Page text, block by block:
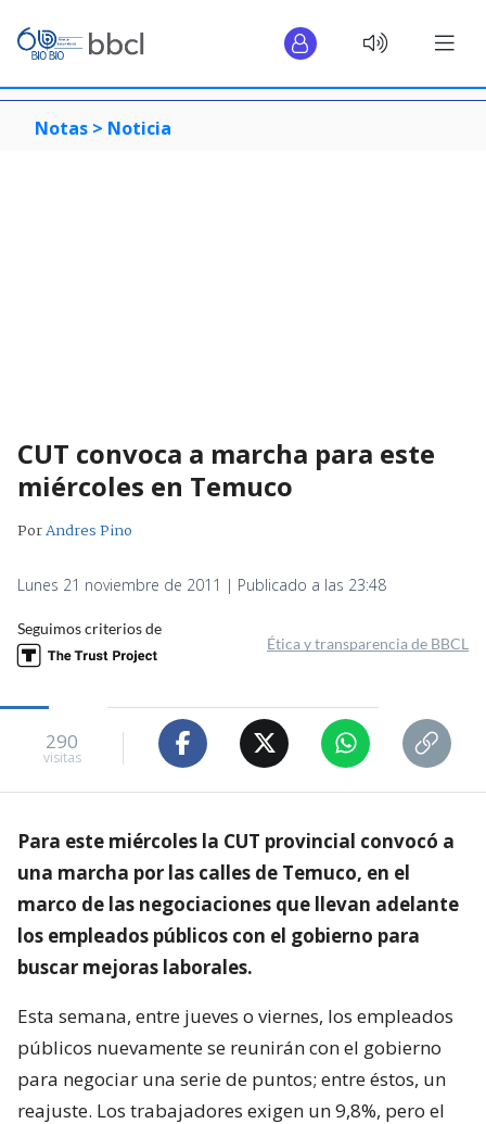
Notas > Noticia
CUT convoca a marcha para este
miércoles en Temuco
PorAndres Pino
Lunes 21 noviembre de 2011 | Publicado a las 23:48
Seguimos criterios de
Ética y transparencia de BBCL
290
visitas
Para este miércoles la CUT provincial convocó a
una marcha por las calles de Temuco, en el
marco de las negociaciones que llevan adelante
los empleados públicos con el gobierno para
buscar mejoras laborales.
Esta semana, entre jueves o viernes, los empleados
públicos nuevamente se reunirán con el gobierno
para negociar una serie de puntos; entre éstos, un
reajuste. Los trabajadores exigen un 9,8%, pero el